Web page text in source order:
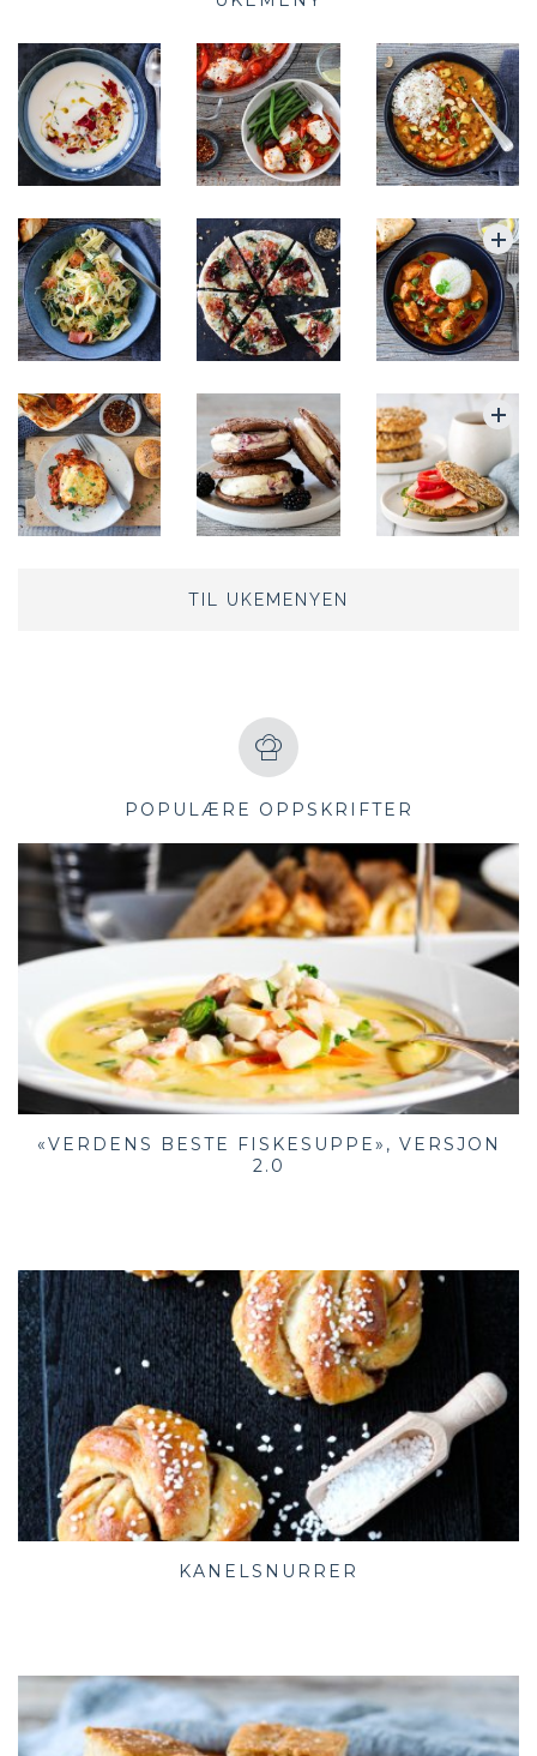
TIL UKEMENYEN
POPULÆRE OPPSKRIFTER
«VERDENS BESTE FISKESUPPE», VERSJON
2.0
KANELSNURRER